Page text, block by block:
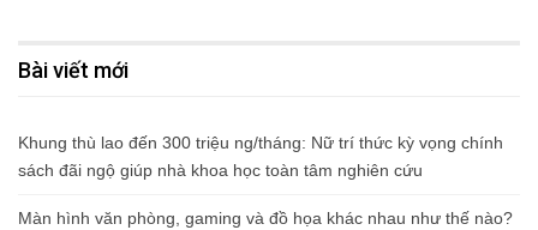
Bài viết mới
Khung thù lao đến 300 triệu ng/tháng: Nữ trí thức kỳ vọng chính
sách đãi ngộ giúp nhà khoa học toàn tâm nghiên cứu
Màn hình văn phòng, gaming và đồ họa khác nhau như thế nào?